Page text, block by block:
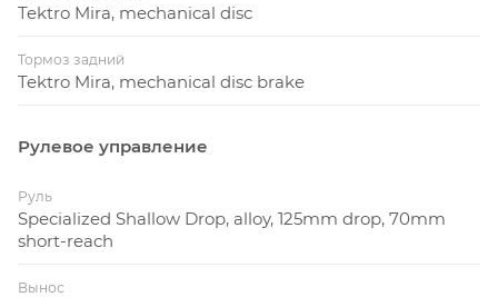
Tektro Mira, mechanical disc
Тормоз задний
Tektro Mira, mechanical disc brake
Рулевое управление
Руль
Specialized Shallow Drop, alloy, 125mm drop, 70mm
short-reach
Вынос